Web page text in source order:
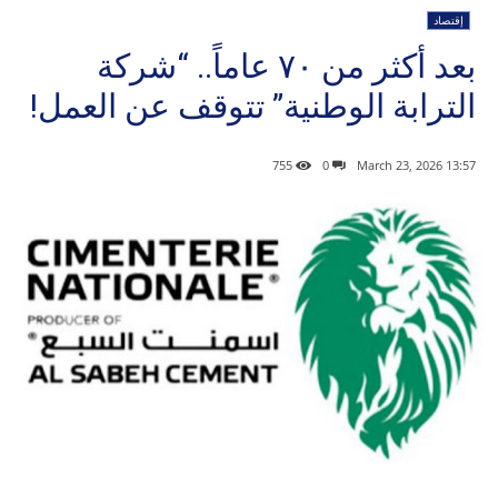
إقتصاد
بعد أكثر من ٧٠ عاماً.. “شركة
الترابة الوطنية” تتوقف عن العمل!
13:57 2026 ,March 23
0
755